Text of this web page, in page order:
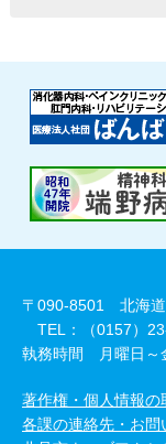
〒090-8501 北海道
TEL：（0157）23-
執務時間 月曜日～
著作権・個人情報
各課の連絡先・お問